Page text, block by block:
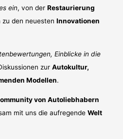
ein, von derRestaurierung
zu den neuestenInnovationen
Einblicke in die
zurAutokultur,
Modellen.
von Autoliebhabern
mit uns die aufregendeWelt